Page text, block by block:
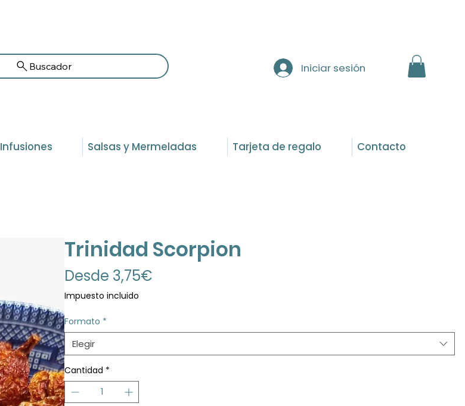
Infusiones Salsas y Mermeladas Tarjeta de regalo Contacto
Buscador Iniciar sesión
Trinidad Scorpion
Desde 3,75€
Impuesto incluido
Formato *
Elegir
Cantidad *